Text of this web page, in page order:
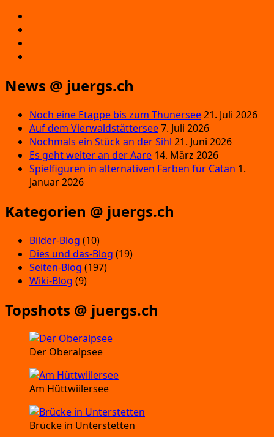
News @ juergs.ch
Noch eine Etappe bis zum Thunersee21. Juli 2026
Auf dem Vierwaldstättersee7. Juli 2026
Nochmals ein Stück an der Sihl 21. Juni 2026
Es geht weiter an der Aare 14. März 2026
Spielfiguren in alternativen Farben für Catan 1.
Januar 2026
Kategorien @ juergs.ch
Bilder-Blog (10)
Dies und das-Blog (19)
Seiten-Blog (197)
Wiki-Blog (9)
Topshots @ juergs.ch
Der Oberalpsee
Am Hüttwiilersee
Brücke in Unterstetten